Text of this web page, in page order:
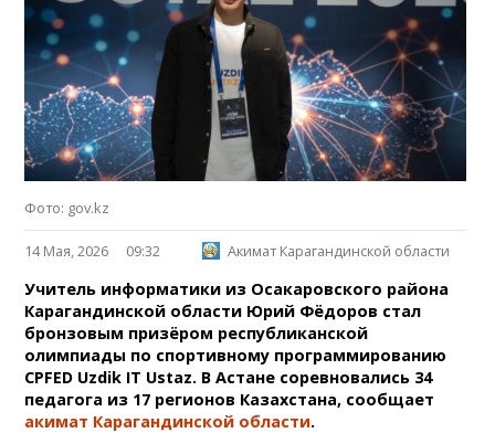
Фото: gov.kz
14 Мая, 2026 09:32 Акимат Карагандинской области
Учитель информатики из Осакаровского района
Карагандинской области Юрий Фёдоров стал
бронзовым призёром республиканской
олимпиады по спортивному программированию
CPFED Uzdik IT Ustaz. В Астане соревновались 34
педагога из 17 регионов Казахстана, сообщает
акимат Карагандинской области.